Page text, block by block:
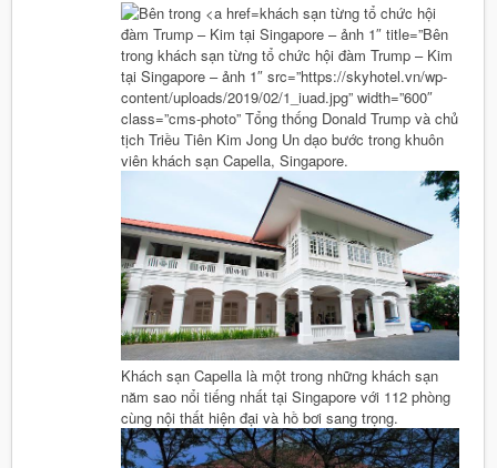
khách sạn từng tổ chức hội
đàm Trump – Kim tại Singapore – ảnh 1″ title=”Bên
trong khách sạn từng tổ chức hội đàm Trump – Kim
tại Singapore – ảnh 1″ src=”https://skyhotel.vn/wp-
content/uploads/2019/02/1_iuad.jpg” width=”600″
class=”cms-photo” Tổng thống Donald Trump và chủ
tịch Triều Tiên Kim Jong Un dạo bước trong khuôn
viên khách sạn Capella, Singapore.
Khách sạn Capella là một trong những khách sạn
năm sao nổi tiếng nhất tại Singapore với 112 phòng
cùng nội thất hiện đại và hồ bơi sang trọng.